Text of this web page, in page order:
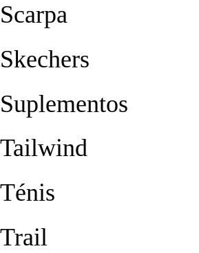
Scarpa
Skechers
Suplementos
Tailwind
Ténis
Trail